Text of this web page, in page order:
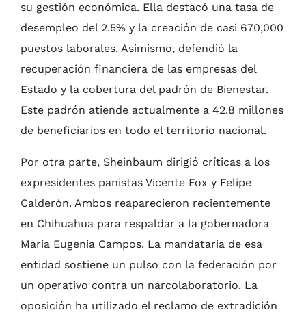
su gestión económica. Ella destacó una tasa de
desempleo del 2.5% y la creación de casi 670,000
puestos laborales. Asimismo, defendió la
recuperación financiera de las empresas del
Estado y la cobertura del padrón de Bienestar.
Este padrón atiende actualmente a 42.8 millones
de beneficiarios en todo el territorio nacional.
Por otra parte, Sheinbaum dirigió críticas a los
expresidentes panistas Vicente Fox y Felipe
Calderón. Ambos reaparecieron recientemente
en Chihuahua para respaldar a la gobernadora
María Eugenia Campos. La mandataria de esa
entidad sostiene un pulso con la federación por
un operativo contra un narcolaboratorio. La
oposición ha utilizado el reclamo de extradición